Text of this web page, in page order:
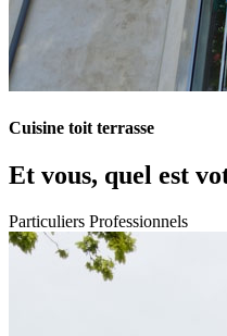
Cuisine toit terrasse
Et vous, quel est
Particuliers Professionnels